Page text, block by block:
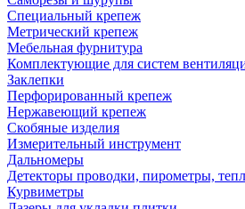
Специальный крепеж
Метрический крепеж
Мебельная фурнитура
Комплектующие для систем
Заклепки
Перфорированный крепеж
Нержавеющий крепеж
Скобяные изделия
Измерительный инструмент
Дальномеры
Детекторы проводки, пирометры,
Курвиметры